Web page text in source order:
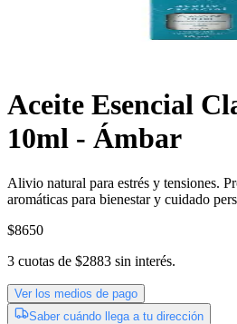
Aceite Esencial
10ml - Ámbar
Alivio natural para estrés y tensiones.
aromáticas para bienestar y cuidado
$8650
3 cuotas de $2883 sin interés.
Ver los medios de pago
Saber cuándo llega a tu dirección